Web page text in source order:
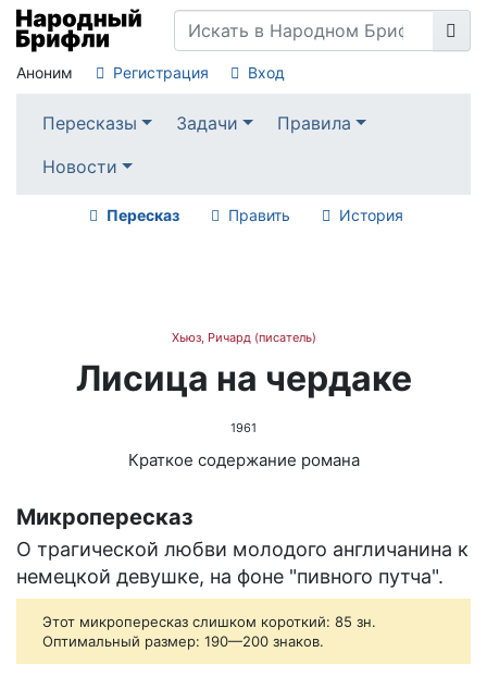
Аноним Регистрация Вход
Пересказы Задачи
Правила
Новости
Пересказ Править История
Хьюз, Ричард (писатель)
Лисица на чердаке
1961
Краткое содержание романа
Микропересказ
О трагической любви молодого англичанина к
немецкой девушке, на фоне "пивного путча".
Этот микропересказ слишком короткий: 85 зн.
Оптимальный размер: 190—200 знаков.